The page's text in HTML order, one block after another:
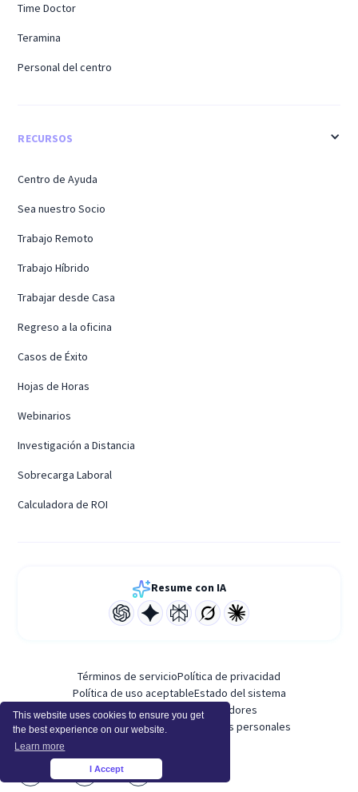
This website uses cookies to ensure you get
the best experience on our website.
Learn more
I Accept
Time Doctor
Teramina
Personal del centro
RECURSOS
Centro de Ayuda
Sea nuestro Socio
Trabajo Remoto
Trabajo Híbrido
Trabajar desde Casa
Regreso a la oficina
Casos de Éxito
Hojas de Horas
Webinarios
Investigación a Distancia
Sobrecarga Laboral
Calculadora de ROI
Resume con IA
Términos de servicioPolítica de privacidad
Política de uso aceptableEstado del sistema
Plataforma para desarrolladores
Anexo de procesamiento de datos personales